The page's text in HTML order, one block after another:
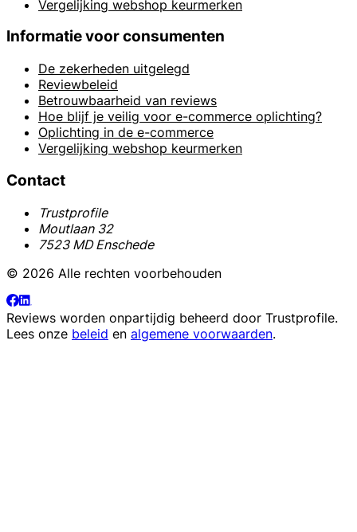
Vergelijking webshop keurmerken
Informatie voor consumenten
De zekerheden uitgelegd
Reviewbeleid
Betrouwbaarheid van reviews
Hoe blijf je veilig voor e-commerce oplichting?
Oplichting in de e-commerce
Vergelijking webshop keurmerken
Contact
Trustprofile
Moutlaan 32
7523 MD Enschede
© 2026 Alle rechten voorbehouden
Reviews worden onpartijdig beheerd door Trustprofile.
Lees onze beleid en algemene voorwaarden.